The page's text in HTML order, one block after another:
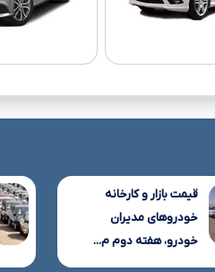
قیمت بازار و کارخانه
خودروهای مدیران
خودرو، هفته دوم م...